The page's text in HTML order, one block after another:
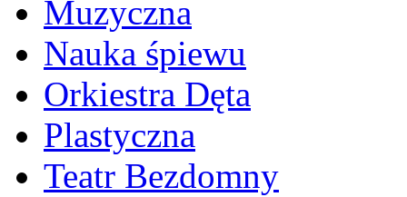
Muzyczna
Nauka śpiewu
Orkiestra Dęta
Plastyczna
Teatr Bezdomny